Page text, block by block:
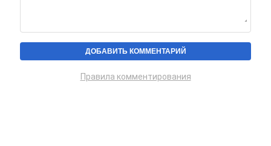
Правила комментирования